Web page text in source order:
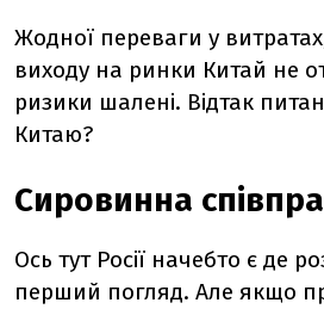
Жодної переваги у
виходу на ринки Китай не
ризики шалені. Відтак
Китаю?
Сировинна
Ось тут Росії начебто є де
перший погляд. Але якщо